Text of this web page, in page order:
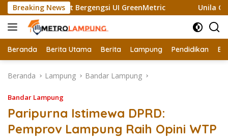
Langsung
ke
konten
Breaking News
Raih Sertifikat Bergengsi UI GreenMetric Unila
Beranda Berita Utama Berita Lampung Pendidikan
Beranda Lampung Bandar Lampung
Bandar Lampung
Paripurna Istimewa DPRD:
Pemprov Lampung Raih Opini WTP